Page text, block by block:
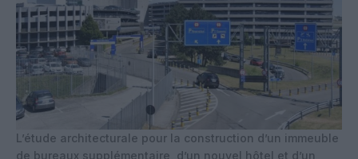
L’étude architecturale pour la construction d’un immeuble
de bureaux supplémentaire, d’un nouvel hôtel et d’un